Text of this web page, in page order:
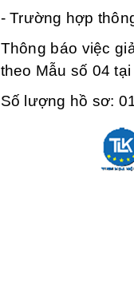
- Trường hợp
Thông báo việc
theo Mẫu số 04
Số lượng hồ sơ: